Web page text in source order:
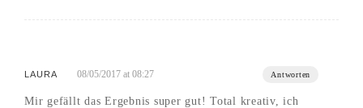
LAURA 08/05/2017 at 08:27 Antworten
Mir gefällt das Ergebnis super gut! Total kreativ, ich